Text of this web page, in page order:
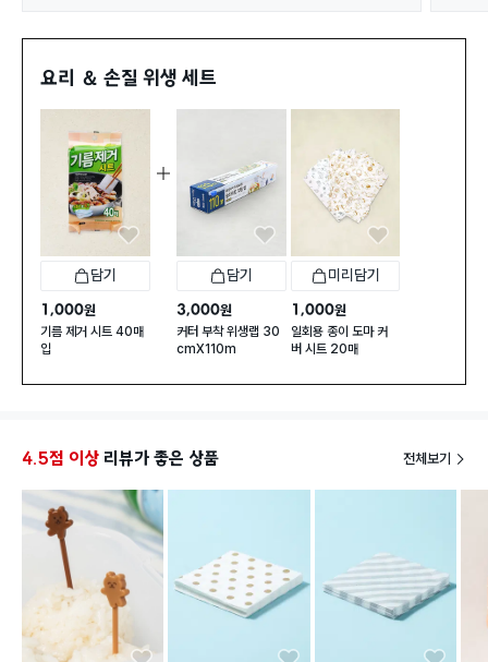
니다!
요리 ＆ 손질 위생 세트
담기
1,000원
기름 제거 시트 40매
입
담기
3,000원
커터 부착 위생랩 30
cmX110m
일시품절
미리담기
1,000원
일회용 종이 도마 커
버 시트 20매
4.5점 이상 리뷰가 좋은 상품 전체보기